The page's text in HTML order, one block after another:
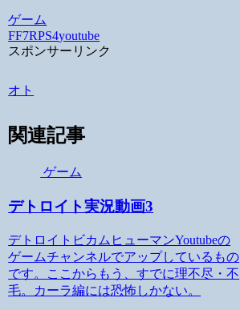
ゲーム
FF7RPS4youtube
スポンサーリンク
オト
関連記事
ゲーム
デトロイト実況動画3
デトロイトビカムヒューマンYoutubeの
ゲームチャンネルでアップしているもの
です。ここからもう、すでに理不尽・不
毛。カーラ編には恐怖しかない。